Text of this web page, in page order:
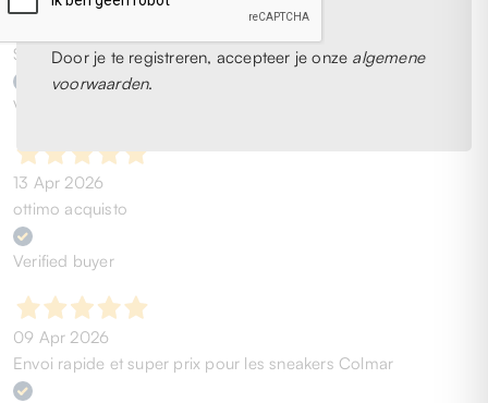
Door je te registreren, accepteer je onze algemene
voorwaarden.
scarpe ormai introvabili, quindi ne sono super contento.
Spedizione rapida. (chi cerca trova)
Verified buyer
13 Apr 2026
ottimo acquisto
Verified buyer
09 Apr 2026
Envoi rapide et super prix pour les sneakers Colmar